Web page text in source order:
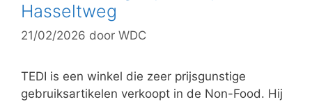
r
i
ë
n
Hasseltweg
21/02/2026 door WDC
TEDI is een winkel die zeer prijsgunstige
gebruiksartikelen verkoopt in de Non-Food. Hij